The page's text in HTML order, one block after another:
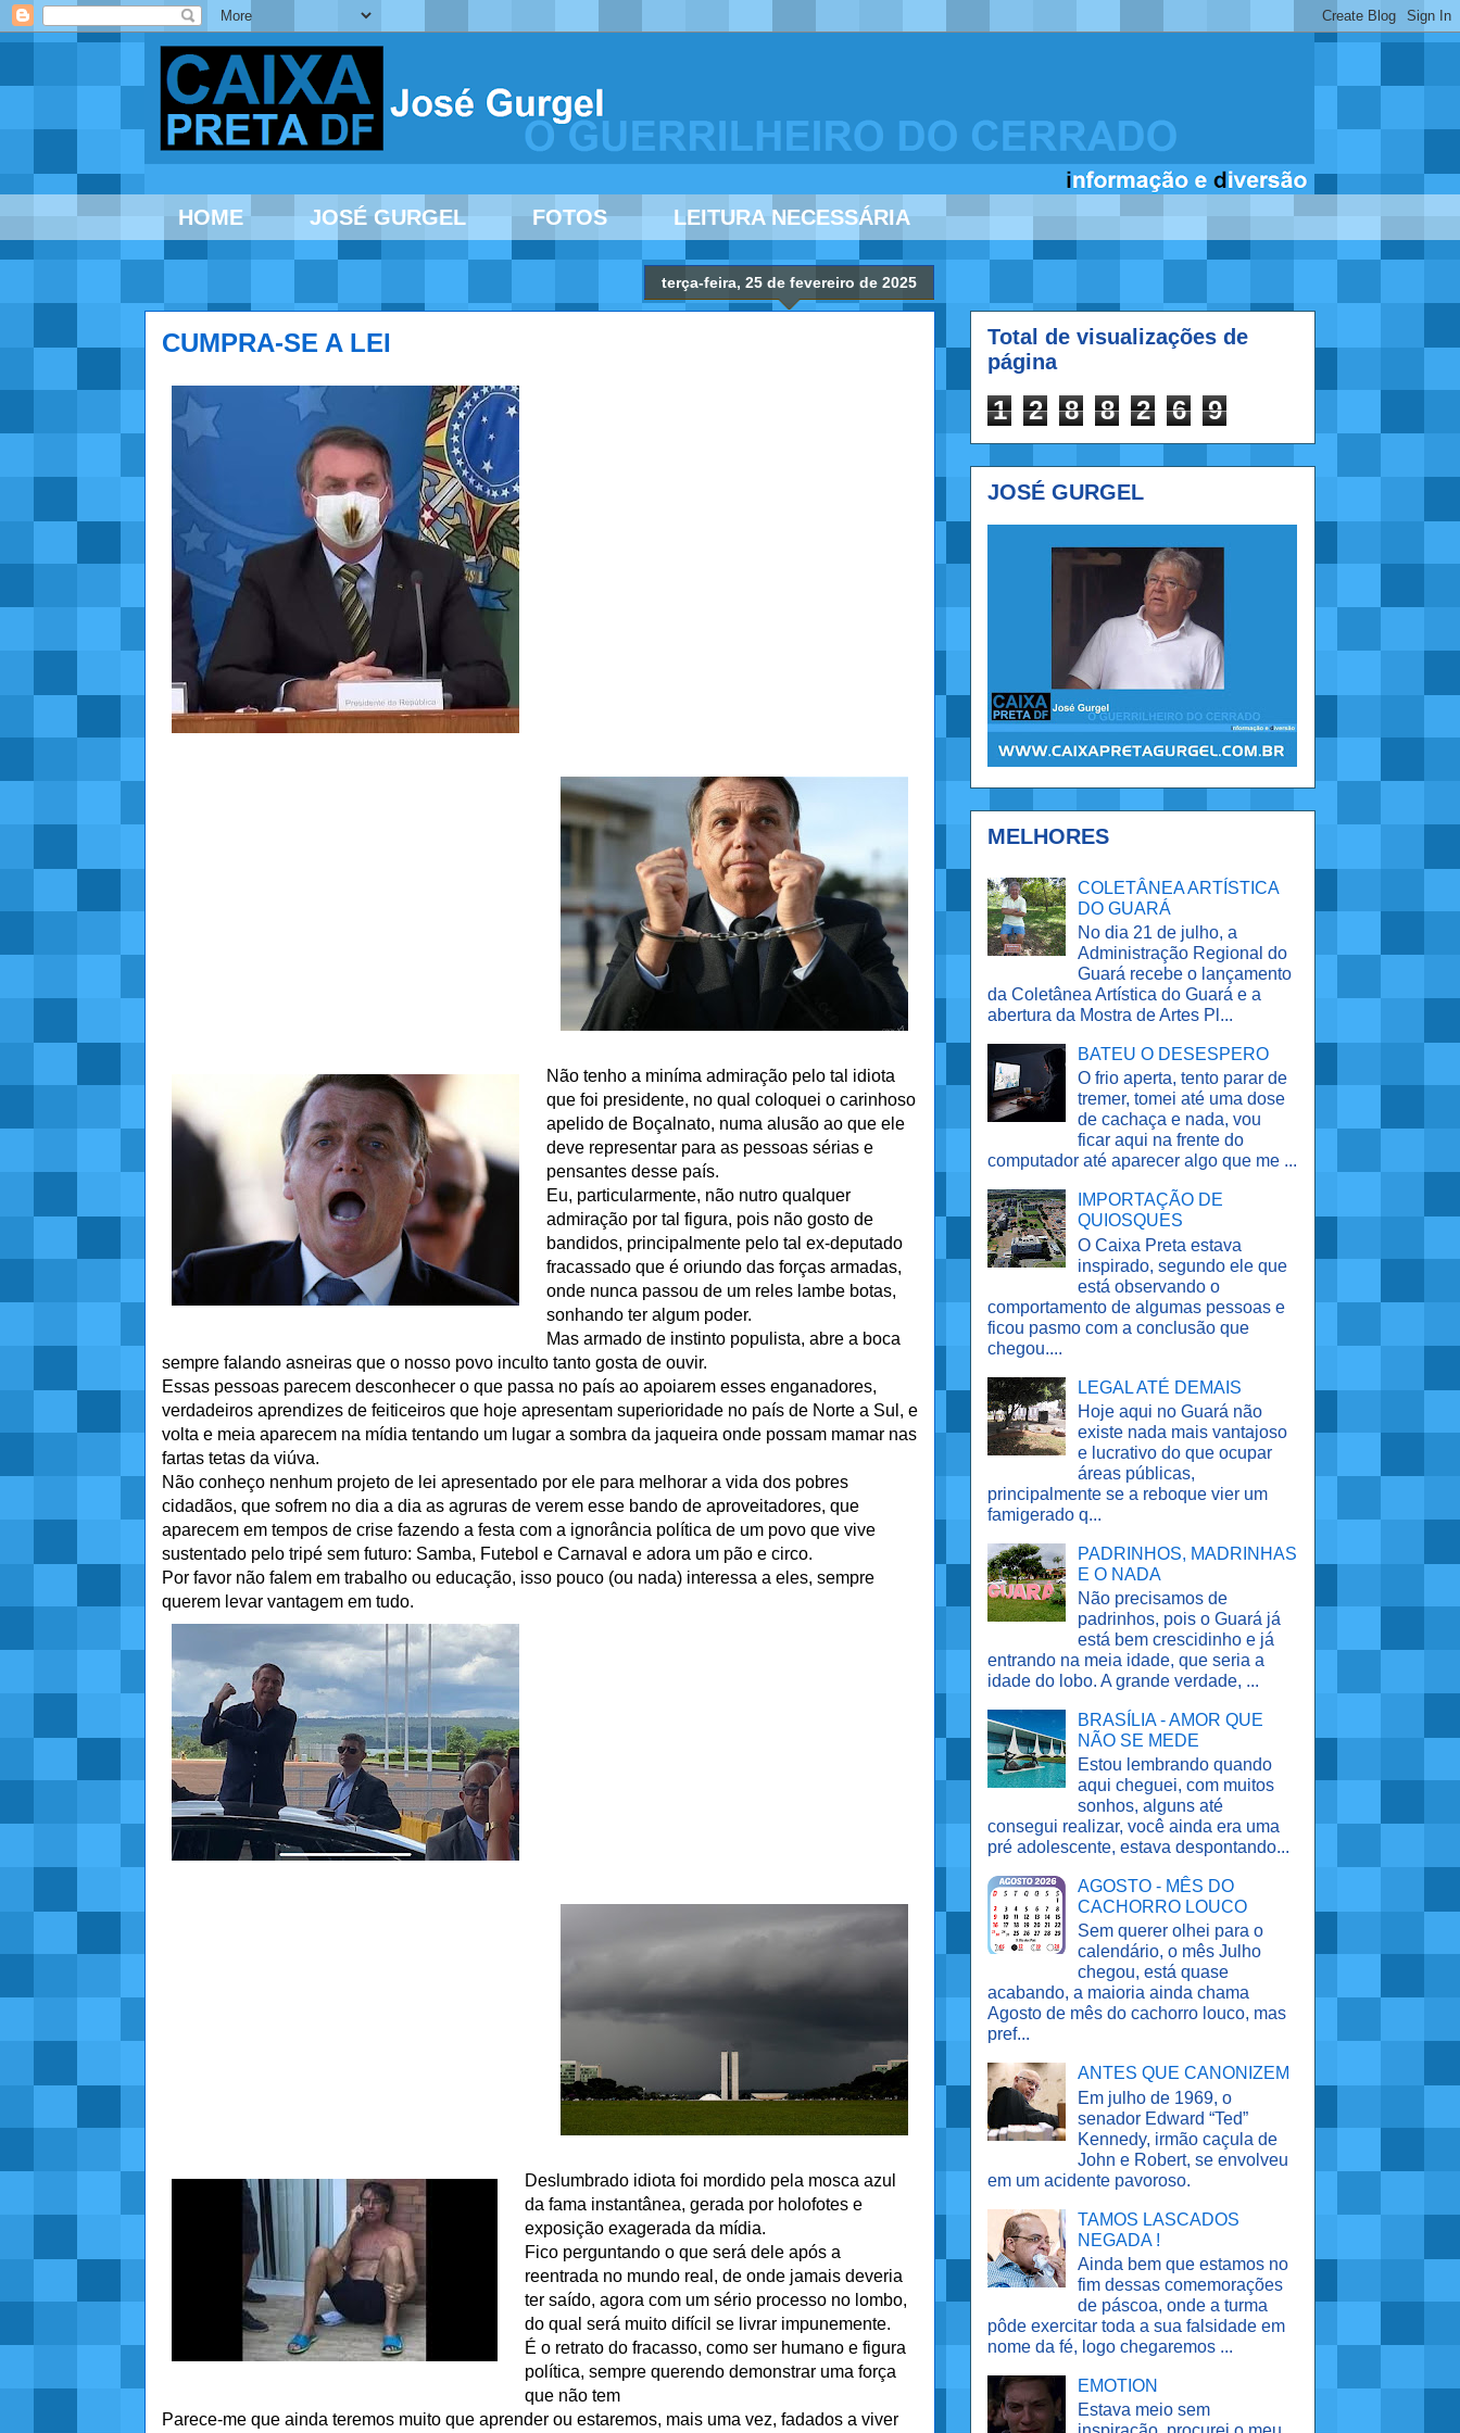
HOME JOSÉ GURGEL FOTOS LEITURA NECESSÁRIA
terça-feira, 25 de fevereiro de 2025
CUMPRA-SE A LEI
Não tenho a miníma admiração pelo tal idiota
que foi presidente, no qual coloquei o carinhoso
apelido de Boçalnato, numa alusão ao que ele
deve representar para as pessoas sérias e
pensantes desse país.
Eu, particularmente, não nutro qualquer
admiração por tal figura, pois não gosto de
bandidos, principalmente pelo tal ex-deputado
fracassado que é oriundo das forças armadas,
onde nunca passou de um reles lambe botas,
sonhando ter algum poder.
Mas armado de instinto populista, abre a boca
sempre falando asneiras que o nosso povo inculto tanto gosta de ouvir.
Essas pessoas parecem desconhecer o que passa no país ao apoiarem esses enganadores,
verdadeiros aprendizes de feiticeiros que hoje apresentam superioridade no país de Norte a Sul, e
volta e meia aparecem na mídia tentando um lugar a sombra da jaqueira onde possam mamar nas
fartas tetas da viúva.
Não conheço nenhum projeto de lei apresentado por ele para melhorar a vida dos pobres
cidadãos, que sofrem no dia a dia as agruras de verem esse bando de aproveitadores, que
aparecem em tempos de crise fazendo a festa com a ignorância política de um povo que vive
sustentado pelo tripé sem futuro: Samba, Futebol e Carnaval e adora um pão e circo.
Por favor não falem em trabalho ou educação, isso pouco (ou nada) interessa a eles, sempre
querem levar vantagem em tudo.
Deslumbrado idiota foi mordido pela mosca azul
da fama instantânea, gerada por holofotes e
exposição exagerada da mídia.
Fico perguntando o que será dele após a
reentrada no mundo real, de onde jamais deveria
ter saído, agora com um sério processo no lombo,
do qual será muito difícil se livrar impunemente.
É o retrato do fracasso, como ser humano e figura
política, sempre querendo demonstrar uma força
que não tem
Parece-me que ainda teremos muito que aprender ou estaremos, mais uma vez, fadados a viver
Total de visualizações de
página
1 2 8 8 2 6 9
JOSÉ GURGEL
MELHORES
COLETÂNEA ARTÍSTICA
DO GUARÁ
No dia 21 de julho, a
Administração Regional do
Guará recebe o lançamento
da Coletânea Artística do Guará e a
abertura da Mostra de Artes Pl...
BATEU O DESESPERO
O frio aperta, tento parar de
tremer, tomei até uma dose
de cachaça e nada, vou
ficar aqui na frente do
computador até aparecer algo que me ...
IMPORTAÇÃO DE
QUIOSQUES
O Caixa Preta estava
inspirado, segundo ele que
está observando o
comportamento de algumas pessoas e
ficou pasmo com a conclusão que
chegou....
LEGAL ATÉ DEMAIS
Hoje aqui no Guará não
existe nada mais vantajoso
e lucrativo do que ocupar
áreas públicas,
principalmente se a reboque vier um
famigerado q...
PADRINHOS, MADRINHAS
E O NADA
Não precisamos de
padrinhos, pois o Guará já
está bem crescidinho e já
entrando na meia idade, que seria a
idade do lobo. A grande verdade, ...
BRASÍLIA - AMOR QUE
NÃO SE MEDE
Estou lembrando quando
aqui cheguei, com muitos
sonhos, alguns até
consegui realizar, você ainda era uma
pré adolescente, estava despontando...
AGOSTO - MÊS DO
CACHORRO LOUCO
Sem querer olhei para o
calendário, o mês Julho
chegou, está quase
acabando, a maioria ainda chama
Agosto de mês do cachorro louco, mas
pref...
ANTES QUE CANONIZEM
Em julho de 1969, o
senador Edward “Ted”
Kennedy, irmão caçula de
John e Robert, se envolveu
em um acidente pavoroso.
TAMOS LASCADOS
NEGADA !
Ainda bem que estamos no
fim dessas comemorações
de páscoa, onde a turma
pôde exercitar toda a sua falsidade em
nome da fé, logo chegaremos ...
EMOTION
Estava meio sem